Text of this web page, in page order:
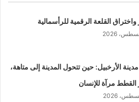
واختراق القلعة الرقمية للرأسمالية
الأرخبيل: حين تتحول المدينة إلى متاهة،
القطط مرآة للإنسان